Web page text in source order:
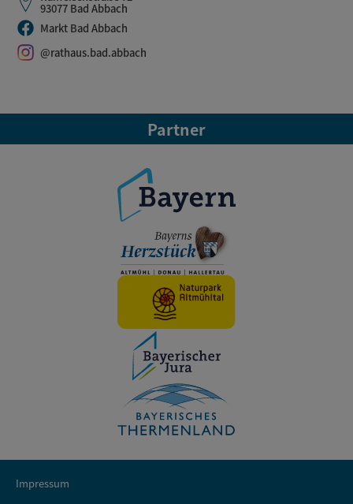
93077 Bad Abbach
Markt Bad Abbach
@rathaus.bad.abbach
Partner
Impressum